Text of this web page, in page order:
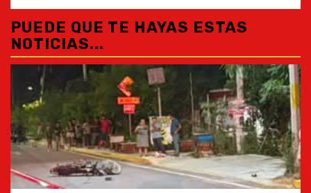
PUEDE QUE TE HAYAS ESTAS
NOTICIAS...